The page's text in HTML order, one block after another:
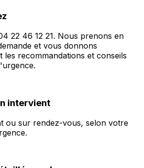
22 46 12 21. Nous prenons en
et vous donnons
les recommandations et conseils
intervient
ou sur rendez-vous, selon votre